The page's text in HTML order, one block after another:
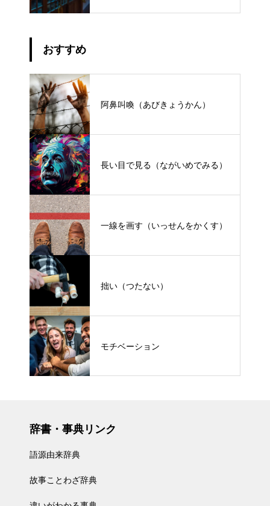
おすすめ
阿鼻叫喚（あびきょうかん）
長い目で見る（ながいめでみる）
一線を画す（いっせんをかくす）
拙い（つたない）
モチベーション
辞書・事典リンク
語源由来辞典
故事ことわざ辞典